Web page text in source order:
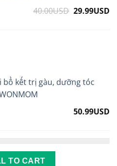
40.00USD Original
29.99USD
bồ kết trị gàu, dưỡng tóc
50.99USD
TO CART